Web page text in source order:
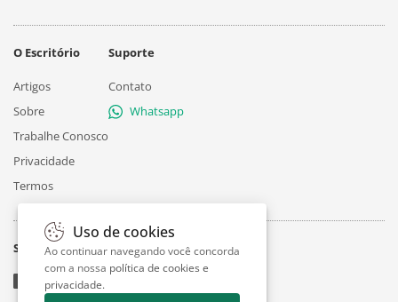
O Escritório
Artigos
Sobre
Trabalhe Conosco
Privacidade
Termos
Suporte
Contato
Whatsapp
Siga
Uso de cookies
Ao continuar navegando você concorda
com a nossa política de cookies e
privacidade.